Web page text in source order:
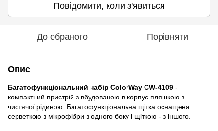
Повідомити, коли з'явиться
До обраного Порівняти
Опис
Багатофункціональний набір ColorWay CW-4109 -
компактний пристрій з вбудованою в корпус пляшкою з
чистячої рідиною. Багатофункціональна щітка оснащена
серветкою з мікрофібри з одного боку і щіткою - з іншого.